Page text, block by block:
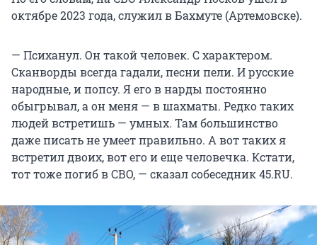
октябре 2023 года, служил в Бахмуте (Артемовске).
— Психанул. Он такой человек. С характером.
Сканворды всегда гадали, песни пели. И русские
народные, и попсу. Я его в нарды постоянно
обыгрывал, а он меня — в шахматы. Редко таких
людей встретишь — умных. Там большинство
даже писать не умеет правильно. А вот таких я
встретил двоих, вот его и еще человечка. Кстати,
тот тоже погиб в СВО, — сказал собеседник 45.RU.